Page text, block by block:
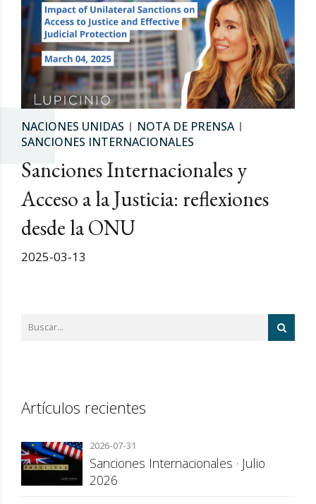
NACIONES UNIDAS
NOTA DE PRENSA
SANCIONES INTERNACIONALES
Sanciones Internacionales y
Acceso a la Justicia: reflexiones
desde la ONU
2025-03-13
Artículos recientes
2026-07-31
Sanciones Internacionales · Julio
2026